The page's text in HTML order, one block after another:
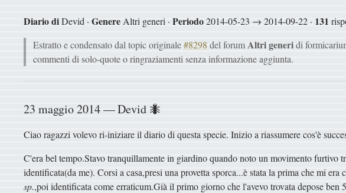
Diario diDevid · Genere Altri generi · Periodo2014-05-23 → 2014-09-22 · 131
Estratto e condensato dal topic originale#8298 del forum Altri generidi
commenti di solo-quote o ringraziamenti senza informazione aggiunta.
23 maggio 2014 — Devid 🐜
Ciao ragazzi volevo ri-iniziare il diario di questa specie. Inizio a riassumere cos'è
C'era bel tempo.Stavo tranquillamente in giardino quando noto un movimento furtivo
identificata(da me). Corsi a casa,presi una provetta sporca...è stata la prima che mi
sp.,poi identificata come erraticum.Già il primo giorno che l'avevo trovata depose